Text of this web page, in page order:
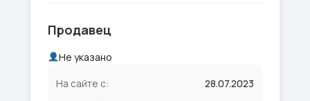
Продавец
Не указано
На сайте с:
28.07.2023